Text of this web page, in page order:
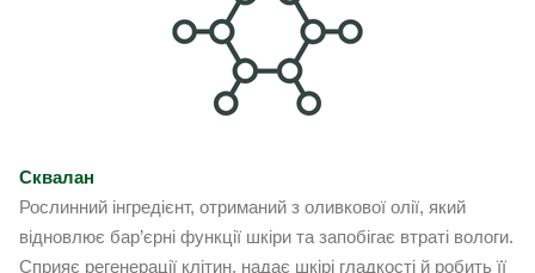
Сквалан
Рослинний інгредієнт, отриманий з оливкової олії, який
відновлює бар’єрні функції шкіри та запобігає втраті вологи.
Сприяє регенерації клітин, надає шкірі гладкості й робить її